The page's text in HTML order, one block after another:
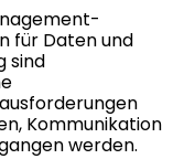
für Daten und
sind
Kommunikation
werden.